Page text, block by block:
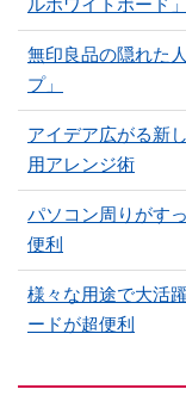
ルホワイトボード
無印良品の隠れた
プ」
アイデア広がる新
用アレンジ術
パソコン周りがす
便利
様々な用途で大活
ードが超便利